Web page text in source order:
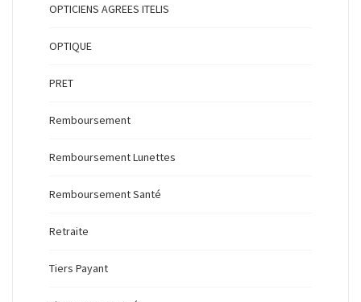
OPTICIENS AGREES ITELIS
OPTIQUE
PRET
Remboursement
Remboursement Lunettes
Remboursement Santé
Retraite
Tiers Payant